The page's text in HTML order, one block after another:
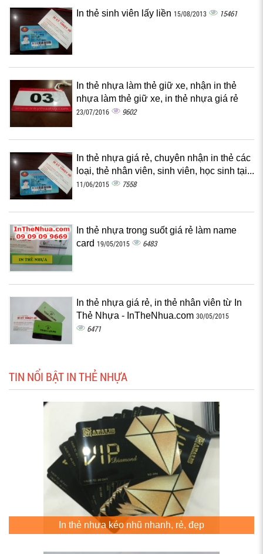
In thẻ sinh viên lấy liền 15/08/2013 15461
In thẻ nhựa làm thẻ giữ xe, nhận in thẻ
nhựa làm thẻ giữ xe, in thẻ nhựa giá rẻ
23/07/2016 9602
In thẻ nhựa giá rẻ, chuyên nhận in thẻ các
loại, thẻ nhân viên, sinh viên, học sinh tại...
11/06/2015 7558
In thẻ nhựa trong suốt giá rẻ làm name
card 19/05/2015 6483
In thẻ nhựa giá rẻ, in thẻ nhân viên từ In
Thẻ Nhựa - InTheNhua.com 30/05/2015
6471
TIN NỔI BẬT IN THẺ NHỰA
In thẻ nhựa kéo nhũ nhanh, rẻ, đẹp